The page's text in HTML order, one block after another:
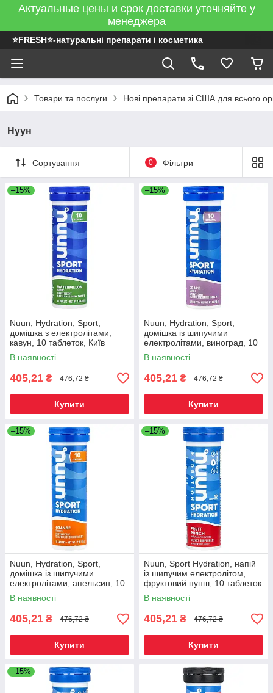
Актуальные цены и срок доставки уточняйте у
менеджера
⭐FRESH⭐-натуральні препарати і косметика
Товари та послуги Нові препарати зі США для всього
Нуун
Сортування 0 Фільтри
–15%
Nuun, Hydration, Sport,
домішка з електролітами,
кавун, 10 таблеток, Київ
В наявності
405,21 ₴ 476,72 ₴
Купити
–15%
Nuun, Hydration, Sport,
домішка із шипучими
електролітами, виноград, 10
таблеток, Київ
В наявності
405,21 ₴ 476,72 ₴
Купити
–15%
Nuun, Hydration, Sport,
домішка із шипучими
електролітами, апельсин, 10
таблеток, Київ
В наявності
405,21 ₴ 476,72 ₴
Купити
–15%
Nuun, Sport Hydration, напій
із шипучим електролітом,
фруктовий пунш, 10 таблеток
Київ, Київ
В наявності
405,21 ₴ 476,72 ₴
Купити
–15%